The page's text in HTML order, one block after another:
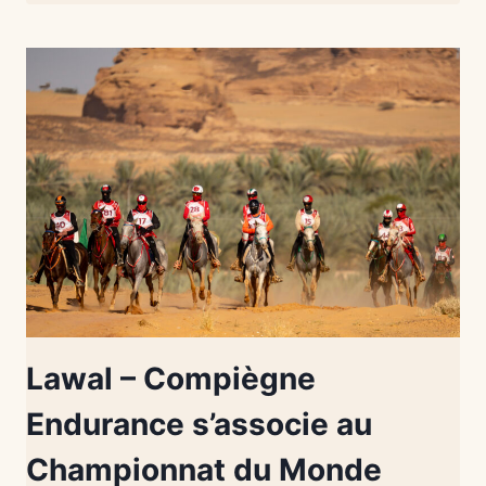
Lawal – Compiègne
Endurance s’associe au
Championnat du Monde